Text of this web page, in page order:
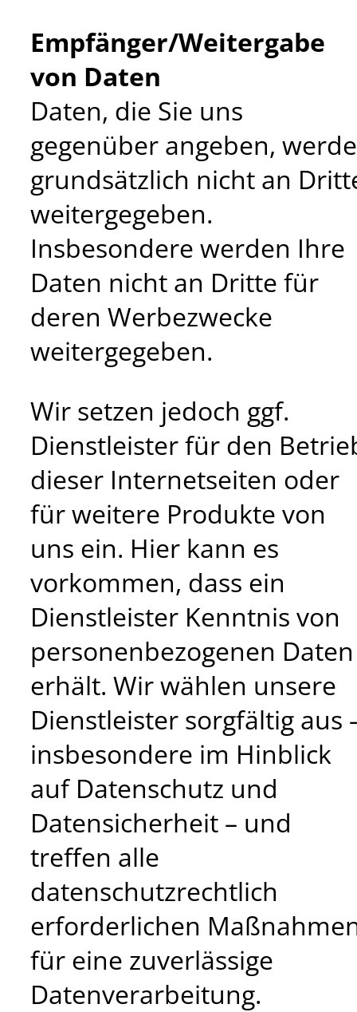
Empfänger/Weitergabe
von Daten
Daten, die Sie uns
gegenüber angeben,
grundsätzlich nicht an
weitergegeben.
Insbesondere werden Ihre
Daten nicht an Dritte für
deren Werbezwecke
weitergegeben.
Wir setzen jedoch ggf.
Dienstleister für den
dieser Internetseiten oder
für weitere Produkte von
uns ein. Hier kann es
vorkommen, dass ein
Dienstleister Kenntnis von
personenbezogenen Daten
erhält. Wir wählen unsere
Dienstleister sorgfältig aus
insbesondere im Hinblick
auf Datenschutz und
Datensicherheit – und
treffen alle
datenschutzrechtlich
erforderlichen
für eine zuverlässige
Datenverarbeitung.